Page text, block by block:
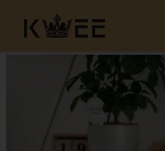
content